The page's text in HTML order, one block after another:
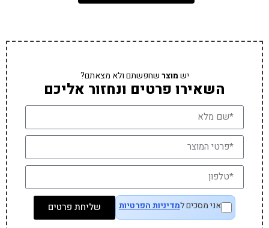
ישמוצרשחפשתם ולא מצאתם?
השאירו פרטים ונחזור אליכם
אני מסכים למדיניות הפרטיות שליחת פרטים